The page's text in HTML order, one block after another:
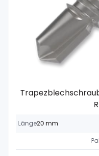
Länge20 mm